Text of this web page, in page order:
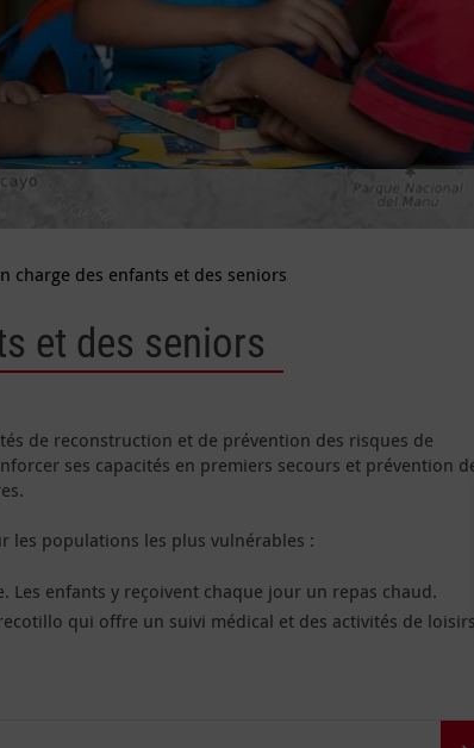
charge des enfants et des seniors
et des seniors
de reconstruction et de prévention des risques de
ses capacités en premiers secours et prévention
les populations les plus vulnérables :
enfants y reçoivent chaque jour un repas chaud.
qui offre un suivi médical et des activités de loisirs